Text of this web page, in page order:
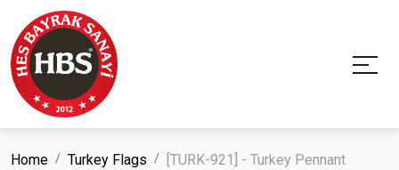
Home Turkey Flags [TURK-921] - Turkey Pennant